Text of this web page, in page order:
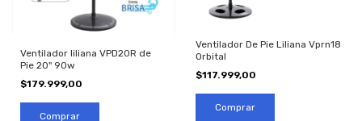
Ventilador liliana VPD20R de
Pie 20" 90w
$179.999,00
Ventilador De Pie Liliana Vprn18
Orbital
$117.999,00